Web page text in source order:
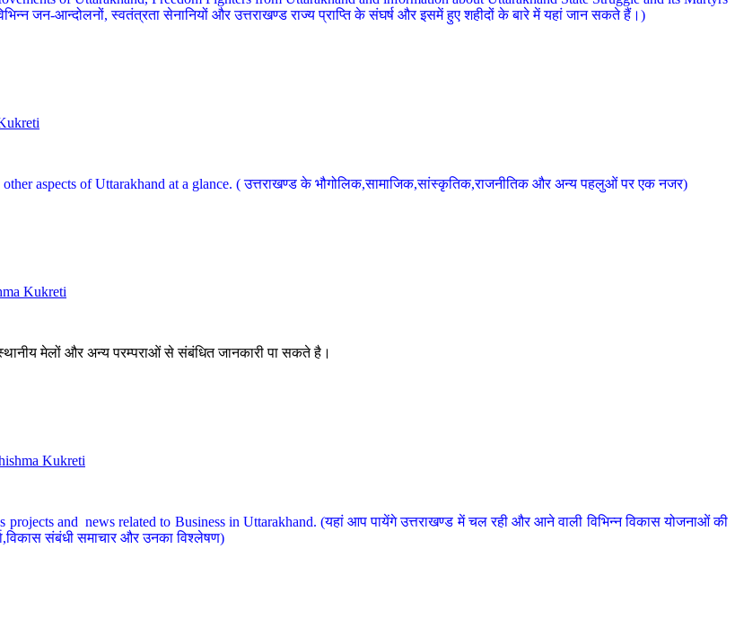
जन-आन्दोलनों, स्वतंत्रता सेनानियों और उत्तराखण्ड राज्य प्राप्ति के संघर्ष और इसमें हुए शहीदों के बारे में यहां जान सकते हैं।)
aspects of Uttarakhand at a glance. ( उत्तराखण्ड के भौगोलिक,सामाजिक,सांस्कृतिक,राजनीतिक और अन्य पहलुओं पर एक नजर)
Kukreti
मेलों और अन्य परम्पराओं से संबंधित जानकारी पा सकते है।
Kukreti
and news related to Business in Uttarakhand. (यहां आप पायेंगे उत्तराखण्ड में चल रही और आने वाली विभिन्न विकास योजनाओं की
संबंधी समाचार और उनका विश्लेषण)